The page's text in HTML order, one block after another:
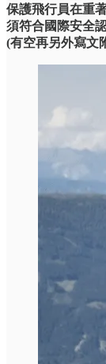
保護飛行員在重
須符合國際安全
(有空再另外寫文